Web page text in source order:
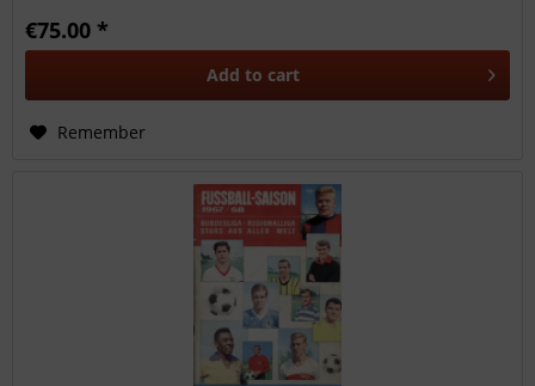
€75.00 *
Add to cart
Remember